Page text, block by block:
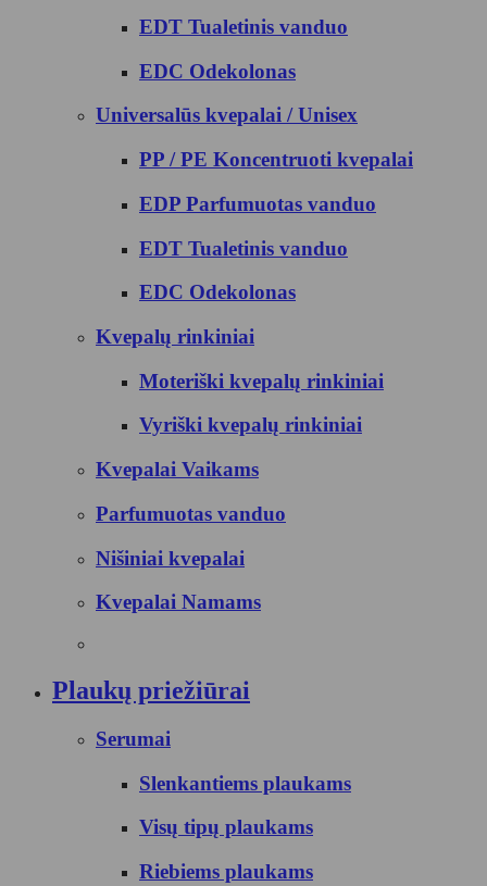
EDT Tualetinis vanduo
EDC Odekolonas
Universalūs kvepalai / Unisex
PP / PE Koncentruoti kvepalai
EDP Parfumuotas vanduo
EDT Tualetinis vanduo
EDC Odekolonas
Kvepalų rinkiniai
Moteriški kvepalų rinkiniai
Vyriški kvepalų rinkiniai
Kvepalai Vaikams
Parfumuotas vanduo
Nišiniai kvepalai
Kvepalai Namams
Plaukų priežiūrai
Serumai
Slenkantiems plaukams
Visų tipų plaukams
Riebiems plaukams